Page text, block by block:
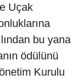
Uçak
bu yana
ödülünü
Kurulu